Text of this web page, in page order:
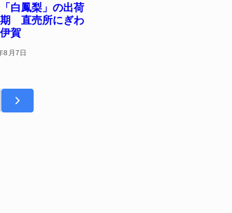
白鳳梨」の出荷
直売所にぎわ
賀
8月7日